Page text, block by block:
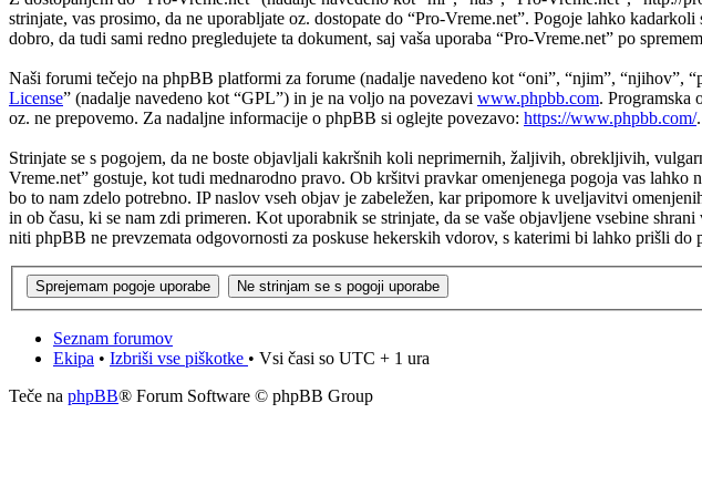
strinjate, vas prosimo, da ne uporabljate oz. dostopate do “Pro-Vreme.net”. Pogoje lahko
dobro, da tudi sami redno pregledujete ta dokument, saj vaša uporaba “Pro-Vreme.net” po
Naši forumi tečejo na phpBB platformi za forume (nadalje navedeno kot “oni”, “njim”,
License” (nadalje navedeno kot “GPL”) in je na voljo na povezavi www.phpbb.com. Programska
oz. ne prepovemo. Za nadaljne informacije o phpBB si oglejte povezavo: https://www.phpbb.com/.
Strinjate se s pogojem, da ne boste objavljali kakršnih koli neprimernih, žaljivih, obrekljivih,
Vreme.net” gostuje, kot tudi mednarodno pravo. Ob kršitvi pravkar omenjenega pogoja vas
bo to nam zdelo potrebno. IP naslov vseh objav je zabeležen, kar pripomore k uveljavitvi
in ob času, ki se nam zdi primeren. Kot uporabnik se strinjate, da se vaše objavljene vsebine
niti phpBB ne prevzemata odgovornosti za poskuse hekerskih vdorov, s katerimi bi lahko prišli do
Seznam forumov
Ekipa • Izbriši vse piškotke • Vsi časi so UTC + 1 ura
Teče na phpBB® Forum Software © phpBB Group